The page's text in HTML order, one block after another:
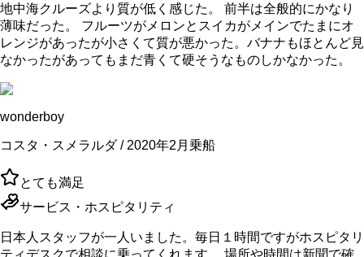
地中海クルーズより質が低く感じた。 前半は全般的にかなり
薄味だった。 フルーツがメロンとスイカがメインでたまにオ
レンジがあったが小さくて質が悪かった。バナナもほとんど見
なかったがあってもまだ青くて硬そうなものしかなかった。
wonderboy
コスタ・スメラルダ / 2020年2月乗船
とても満足
サービス・ホスピタリティ
日本人スタッフが一人いました。毎日１時間ですがホスピタリ
ティデスクで相談に乗ってくれます。 場所や時間は新聞で確